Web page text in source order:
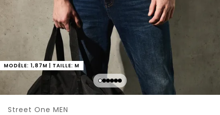
MODÈLE: 1,87M | TAILLE: M
Street One MEN